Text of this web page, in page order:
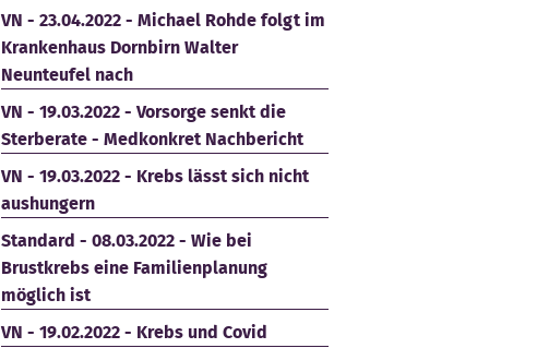
VN - 23.04.2022 - Michael Rohde folgt im
Krankenhaus Dornbirn Walter
Neunteufel nach
VN - 19.03.2022 - Vorsorge senkt die
Sterberate - Medkonkret Nachbericht
VN - 19.03.2022 - Krebs lässt sich nicht
aushungern
Standard - 08.03.2022 - Wie bei
Brustkrebs eine Familienplanung
möglich ist
VN - 19.02.2022 - Krebs und Covid